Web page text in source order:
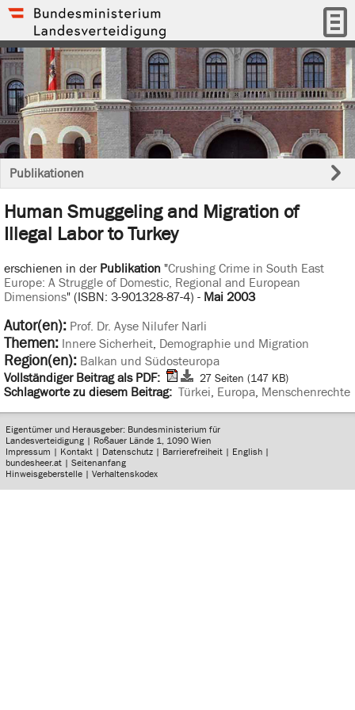
Publikationen
Human Smuggeling and Migration of
Illegal Labor to Turkey
erschienen in der Publikation"Crushing Crime in South East
Europe: A Struggle of Domestic, Regional and European
Dimensions" (ISBN: 3-901328-87-4) - Mai 2003
Autor(en): Prof. Dr. Ayse Nilufer Narli
Themen: Innere Sicherheit, Demographie und Migration
Region(en): Balkan und Südosteuropa
Vollständiger Beitrag als PDF:
27 Seiten (147 KB)
Schlagworte zu diesem Beitrag: Türkei, Europa, Menschenrechte
Eigentümer und Herausgeber: Bundesministerium für
Landesverteidigung | Roßauer Lände 1, 1090 Wien
Impressum | Kontakt | Datenschutz | Barrierefreiheit | English |
bundesheer.at |Seitenanfang
Hinweisgeberstelle |Verhaltenskodex